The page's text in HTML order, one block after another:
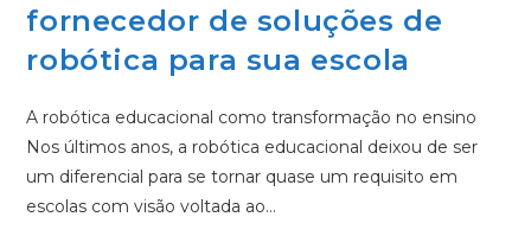
fornecedor de soluções de
robótica para sua escola
A robótica educacional como transformação no ensino
Nos últimos anos, a robótica educacional deixou de ser
um diferencial para se tornar quase um requisito em
escolas com visão voltada ao…